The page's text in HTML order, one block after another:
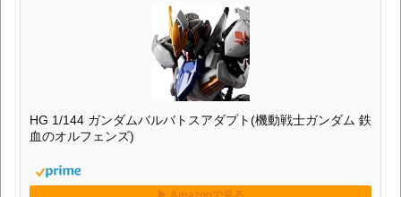
HG 1/144 ガンダムバルバトスアダプト(機動戦士ガンダム 鉄
血のオルフェンズ)